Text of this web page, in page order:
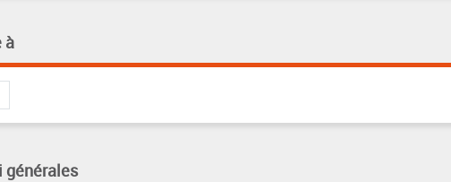
à
générales